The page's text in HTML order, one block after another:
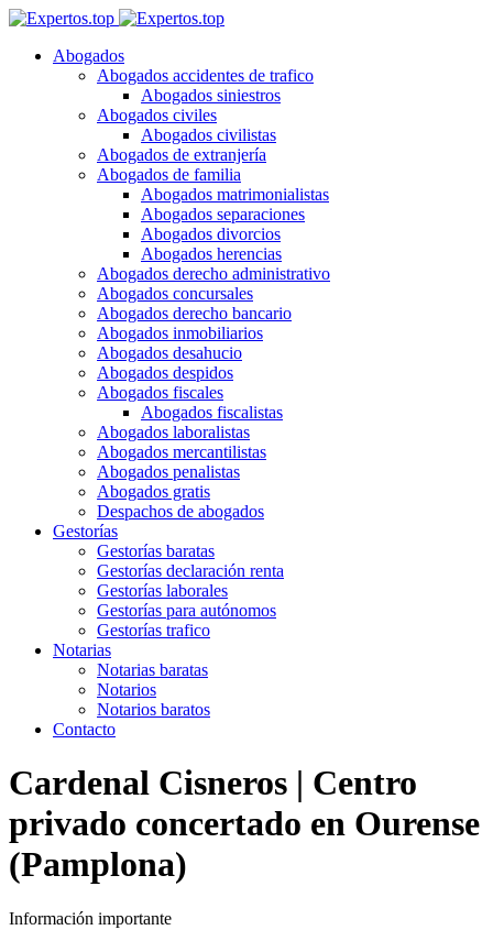
Abogados
Abogados accidentes de trafico
Abogados siniestros
Abogados civiles
Abogados civilistas
Abogados de extranjería
Abogados de familia
Abogados matrimonialistas
Abogados separaciones
Abogados divorcios
Abogados herencias
Abogados derecho administrativo
Abogados concursales
Abogados derecho bancario
Abogados inmobiliarios
Abogados desahucio
Abogados despidos
Abogados fiscales
Abogados fiscalistas
Abogados laboralistas
Abogados mercantilistas
Abogados penalistas
Abogados gratis
Despachos de abogados
Gestorías
Gestorías baratas
Gestorías declaración renta
Gestorías laborales
Gestorías para autónomos
Gestorías trafico
Notarias
Notarias baratas
Notarios
Notarios baratos
Contacto
Cardenal Cisneros | Centro
privado concertado en Ourense
(Pamplona)
Información importante